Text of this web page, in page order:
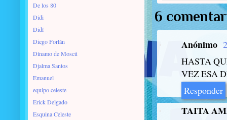
6
Anónimo
HASTA
VEZ ESA
Responder
TAITA
De los 80
Didi
Didí
Diego Forlán
Dínamo de Moscú
Djalma Santos
Emanuel
equipo celeste
Erick Delgado
Esquina Celeste